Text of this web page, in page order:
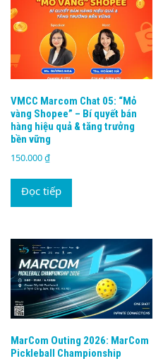
VMCC Marcom Chat 05: “Mỏ
vàng Shopee” – Bí quyết bán
hàng hiệu quả & tăng trưởng
bền vững
150.000₫
Đọc tiếp
MarCom Outing 2026: MarCom
Pickleball Championship